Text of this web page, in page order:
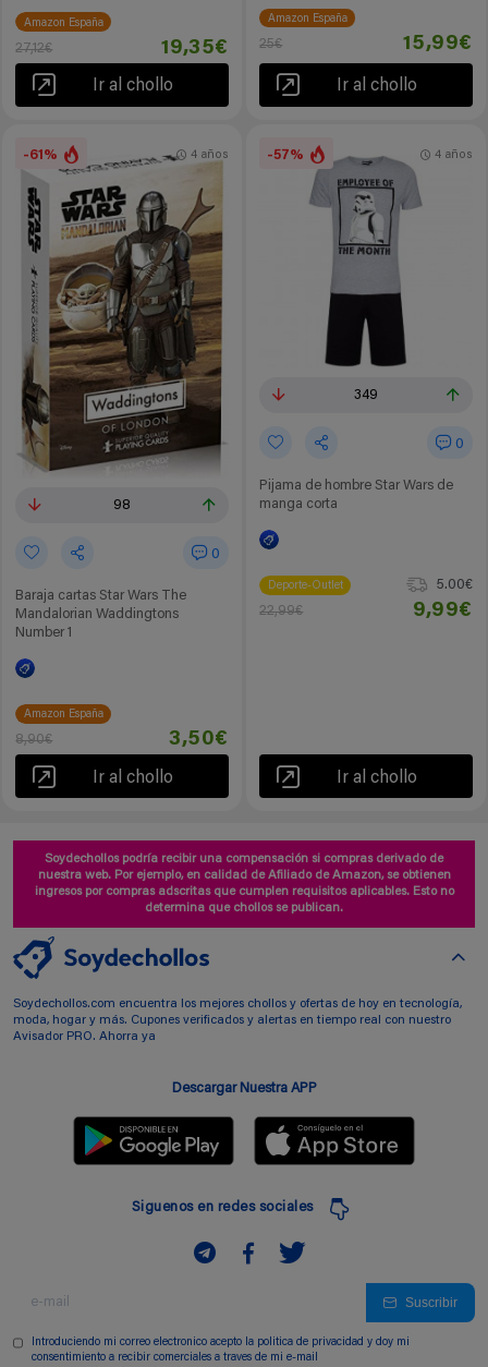
Amazon España
27,12€ 19,35€
Ir al chollo
Amazon España
25€ 15,99€
Ir al chollo
-61%
98
0
Baraja cartas Star Wars The
Mandalorian Waddingtons
Number 1
4 años
Amazon España
8,90€ 3,50€
Ir al chollo
-57%
349
0
Pijama de hombre Star Wars de
manga corta
4 años
Deporte-Outlet
5.00€
22,99€
9,99€
Ir al chollo
Soydechollos podría recibir una compensación si compras derivado de
nuestra web. Por ejemplo, en calidad de Afiliado de Amazon, se obtienen
ingresos por compras adscritas que cumplen requisitos aplicables. Esto no
determina que chollos se publican.
Soydechollos.com encuentra los mejores chollos y ofertas de hoy en tecnología,
moda, hogar y más. Cupones verificados y alertas en tiempo real con nuestro
Avisador PRO. Ahorra ya
Descargar Nuestra APP
Siguenos en redes sociales
Suscribir
Introduciendo mi correo electronico acepto la politica de privacidad y doy mi
consentimiento a recibir comerciales a traves de mi e-mail